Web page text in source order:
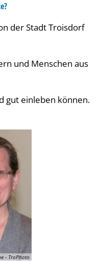
der Stadt Troisdorf
und Menschen aus
gut einleben können.
- TroPhoto